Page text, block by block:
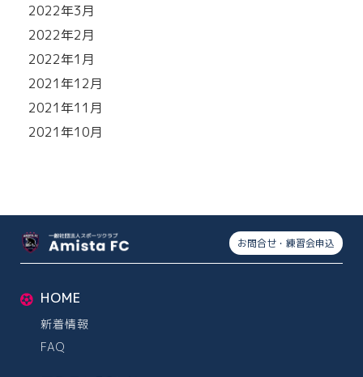
2022年3月
2022年2月
2022年1月
2021年12月
2021年11月
2021年10月
お問合せ・練習会申込
HOME
新着情報
FAQ